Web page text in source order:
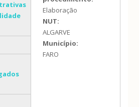
Elaboração
NUT:
ALGARVE
Município:
FARO